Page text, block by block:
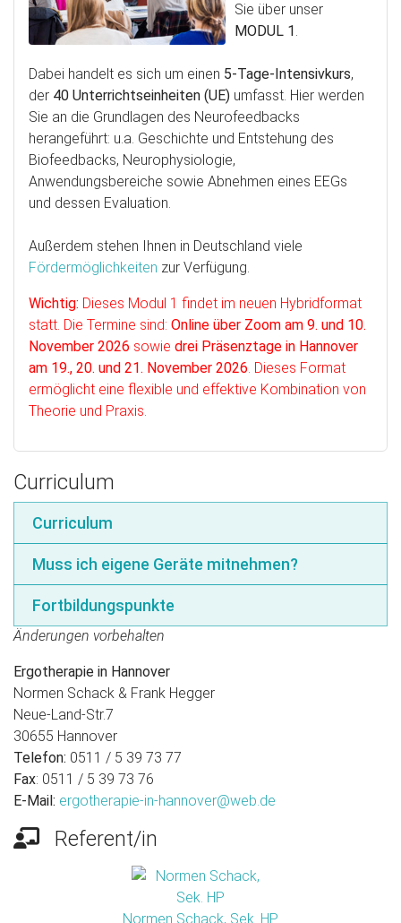
Sie über unser
MODUL 1.
Dabei handelt es sich um einen 5-Tage-Intensivkurs,
der 40 Unterrichtseinheiten (UE) umfasst. Hier werden
Sie an die Grundlagen des Neurofeedbacks
herangeführt: u.a. Geschichte und Entstehung des
Biofeedbacks, Neurophysiologie,
Anwendungsbereiche sowie Abnehmen eines EEGs
und dessen Evaluation.
Außerdem stehen Ihnen in Deutschland viele
Fördermöglichkeiten zur Verfügung.
Wichtig: Dieses Modul 1 findet im neuen Hybridformat
statt. Die Termine sind: Online über Zoom am 9. und 10.
November 2026 sowie drei Präsenztage in Hannover
am 19., 20. und 21. November 2026. Dieses Format
ermöglicht eine flexible und effektive Kombination von
Theorie und Praxis.
Curriculum
Curriculum
Muss ich eigene Geräte mitnehmen?
Fortbildungspunkte
Änderungen vorbehalten
Ergotherapie in Hannover
Normen Schack & Frank Hegger
Neue-Land-Str.7
30655 Hannover
Telefon: 0511 / 5 39 73 77
Fax: 0511 / 5 39 73 76
E-Mail: ergotherapie-in-hannover@web.de
Referent/in
Normen Schack, Sek. HP